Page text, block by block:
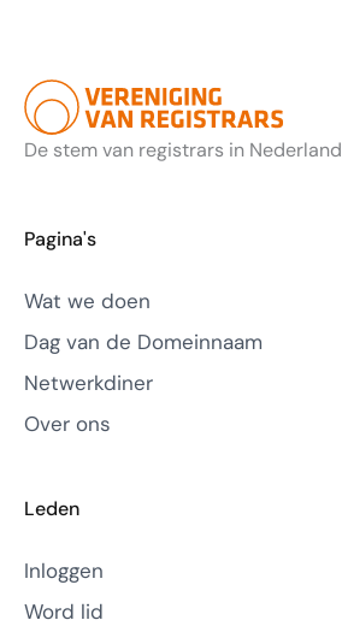
De stem van registrars in Nederland
Pagina's
Wat we doen
Dag van de Domeinnaam
Netwerkdiner
Over ons
Leden
Inloggen
Word lid